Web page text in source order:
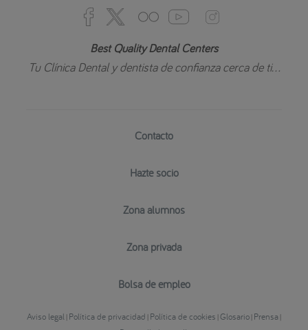
Best Quality Dental Centers
Tu Clínica Dental y dentista de confianza cerca de ti...
Contacto
Hazte socio
Zona alumnos
Zona privada
Bolsa de empleo
Aviso legal Política de privacidad Política de cookies Glosario Prensa